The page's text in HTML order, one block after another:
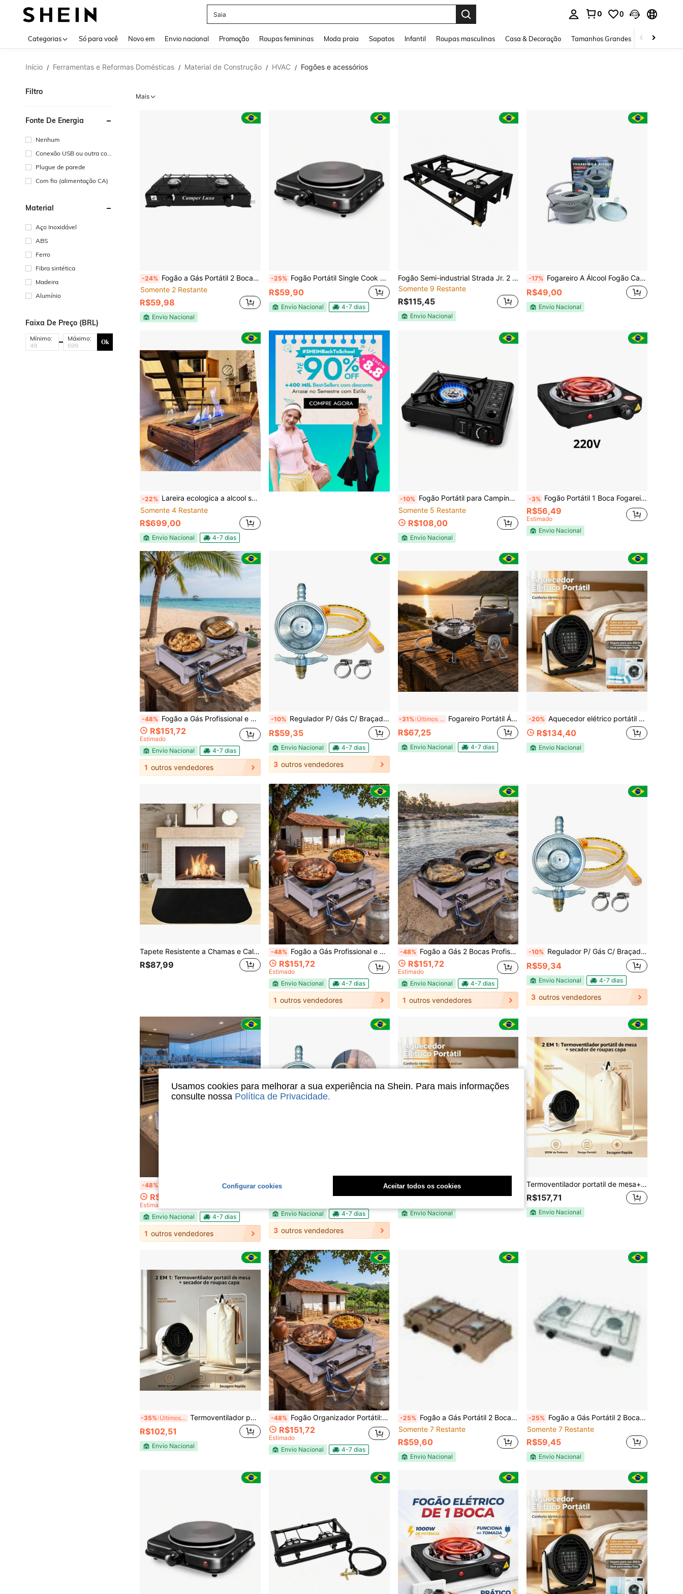
Calça Jeans Feminina
0 0
Categorias Só para você Novo em Envio nacional Promoção Roupas femininas Moda praia Sapatos Infantil Roupas masculinas Casa & Decoração Tamanhos Grandes Joias e
Início / Ferramentas e Reformas Domésticas / Material de Construção / HVAC / Fogões e acessórios
Filtro
Fonte De Energia
Nenhum
Conexão USB ou outra con
Plugue de parede
Com fio (alimentação CA)
Material
Aço Inoxidável
ABS
Ferro
Fibra sintética
Madeira
Alumínio
Faixa De Preço (BRL)
Mínimo: Máximo: Ok
Mais
-24% Fogão a Gás Portátil 2 Bocas Suzan Camper Luxo Compacto
#1 Mais Vendido em HVAC
Somente 2 Restante
#1 Mais Vendido em HVAC
Somente 2 Restante
#1 Mais Vendido em HVAC
Somente 2 Restante
#1 Mais Vendido
Somente 2 Restante
R$59,98
Envio Nacional
-25% Fogão Portátil Single Cook 1 Boca Elgin 1000w
R$59,90
Envio Nacional 4-7 dias
Fogão Semi-industrial Strada Jr. 2 Bocas Preto
Somente 9 Restante
R$115,45
Envio Nacional
-17% Fogareiro A Álcool Fogão Camping Portátil Espiriteira Pesca
R$49,00
Envio Nacional
-22% Lareira ecologica a alcool sem cheiro e sem fumaça portatil madeira cruzeta
Somente 4 Restante
R$699,00
Envio Nacional 4-7 dias
-10% Fogão Portátil para Camping a Gás Acendimento Automático com Maleta MGT-21003
Somente 5 Restante
R$108,00
Envio Nacional
-3% Fogão Portátil 1 Boca Fogareiro Elétrico Camping 110/220w
R$56,49
Estimado
Envio Nacional
-48% Fogão a Gás Profissional e Portátil com Mangueira e Registro - Perfeito para Viagens
R$151,72
Estimado
Envio Nacional
4-7 dias
1 outros vendedores
-10% Regulador P/ Gás C/ Braçadeiras e Mangueira de 80cm.
R$59,35
Envio Nacional 4-7 dias
3 outros vendedores
-31% Últimos 3 dias Fogareiro Portátil Átomo NTK em Aço Inoxidável com Ignição Eletrônica Camping
R$67,25
Envio Nacional 4-7 dias
-20% Aquecedor elétrico portátil multifuncional: Ideal para aquecimento diário e secagem de roupas - perfeito para uso no escritório, quarto e em casa ,Aquecedor elétrico portátil multifuncional+Pastilhas efervescentes para máquinas de lavar opcionais (1 pastilha/2 pastilhas/6 pastilhas/12 pastilhas)
R$134,40
Envio Nacional
Tapete Resistente a Chamas e Calor para Lareira, Tapete Interno de Fibra de Vidro de Dupla Camada para Lareira, Tapete Grande Redondo de Canto para Fogueira Externa
R$87,99
-48% Fogão a Gás Profissional e Portátil com Mangueira e Registro - Perfeito para Viagens
R$151,72
Estimado
Envio Nacional
4-7 dias
1 outros vendedores
-48% Fogão a Gás 2 Bocas Profissional e Prático Acessório Portátil de Camping
R$151,72
Estimado
Envio Nacional
4-7 dias
1 outros vendedores
-10% Regulador P/ Gás C/ Braçadeiras e Mangueira de 80cm.
R$59,34
Envio Nacional 4-7 dias
3 outros vendedores
-48% Fogão Organizador Multiuso de Cozinha para Camping, Praia e Sítio
R$151,72
Estimado
Envio Nacional
4-7 dias
1 outros vendedores
-10%
Envio Nacional 4-7 dias
3 outros vendedores
-35% Últimos 3 dias Aquecedor elétrico portátil multifuncional: Ideal para aquecimento diário e secagem de roupas - perfeito para uso no escritório, quarto e em casa ,Aquecedor elétrico portátil multifuncional+Pastilhas efervescentes para máquinas de lavar opcionais (1 pastilha/2 pastilhas/6 pastilhas/12 pastilhas)
R$125,13
Envio Nacional
Termoventilador portatil de mesa+ secador de roupas capa,Secador Multifuncional para Roupas e Sapatos, Secador de Ar Estilo Guarda-Roupa, Remoção de Umidade para Temporada de Chuvas, Dormitório, Casa e Viagem, Portátil e Economiza Espaço
R$157,71
Envio Nacional
-35% Últimos 3 dias Termoventilador portatil de mesa+ secador de roupas capa,Secador Multifuncional para Roupas e Sapatos, Secador de Ar Estilo Guarda-Roupa, Remoção de Umidade para Temporada de Chuvas, Dormitório, Casa e Viagem, Portátil e Economiza Espaço
R$102,51
Envio Nacional
-48% Fogão Organizador Portátil: Solução Completa para Cozinhar no Sítio, Praia ou Acampamento
R$151,72
Estimado
Envio Nacional
4-7 dias
-25% Fogão a Gás Portátil 2 Bocas Suzan Camper Luxo Compacto
Somente 7 Restante
R$59,60
Envio Nacional
-25% Fogão a Gás Portátil 2 Bocas Suzan Camper Luxo Compacto
Somente 7 Restante
R$59,45
Envio Nacional
Usamos cookies para melhorar a sua experiência na Shein. Para mais informações
consulte nossa Política de Privacidade.
Configurar cookies Aceitar todos os cookies